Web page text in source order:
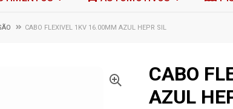
CABO FLEXIVEL 1KV 16.00MM AZUL HEPR SIL
CABO
AZUL